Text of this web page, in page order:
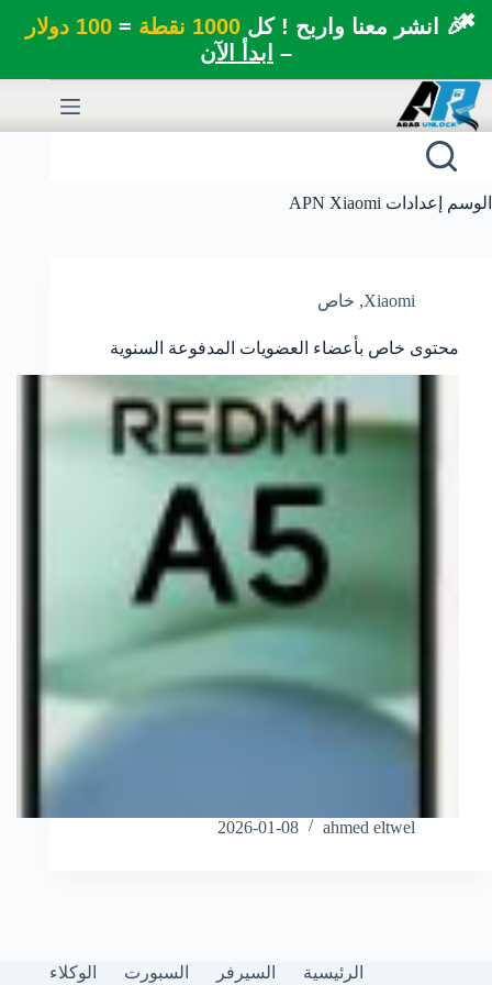
🎉 انشر معنا واربح ! كل1000 نقطة =100 دولار
– ابدأ الآن
✖
التجاوز
إلى
المحتوى
الوسم إعدادات APN Xiaomi
Xiaomi
, خاص
محتوى خاص بأعضاء العضويات المدفوعة السنوية
ahmed eltwel
2026-01-08
الرئيسية السيرفر السبورت الوكلاء